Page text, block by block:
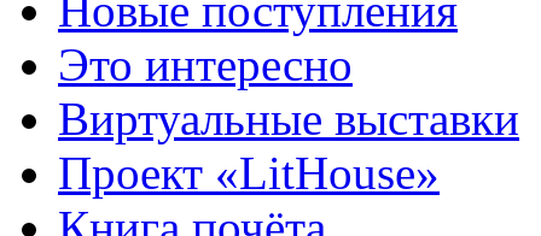
Новые поступления
Это интересно
Виртуальные выставки
Проект «LitHouse»